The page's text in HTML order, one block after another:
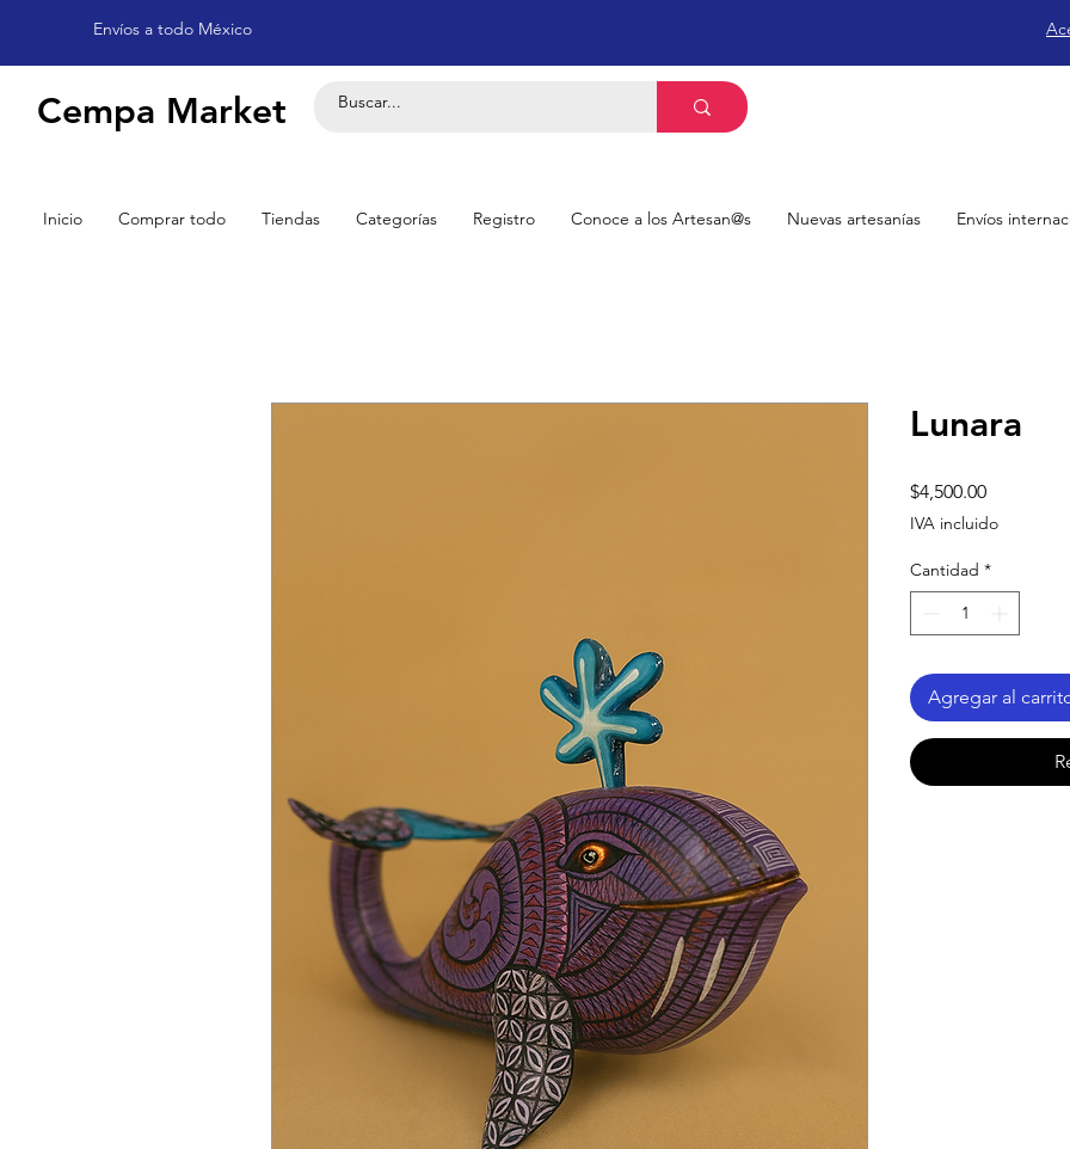
Envíos a todo México
Cempa Market
Inicio Comprar todo Tiendas Categorías Registro Conoce a los Artesan@s Nuevas artesanías Envíos
Lunara
$4,500.00Precio
IVA incluido
Cantidad *
Agregar al